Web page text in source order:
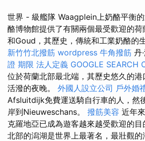
世界 - 級艦隊 Waagplein上奶酪平衡
酪博物館提供了有關兩個最受歡迎的
和Goud，其歷史，傳統和工業奶酪的
新竹竹北撥筋 wordpress 牛角撥筋 丹
證 期限 法人定義 GOOGLE SEARCH
位於荷蘭北部最北端，其歷史悠久的
活潑的夜晚。 外國人設立公司 戶外婚
Afsluitdijk免費運送騎自行車的人，然
岸到Nieuweschans。 撥筋美容 近年
克羅地亞已成為遊客越來越受歡迎的
北部的潟湖是世界上最著名，最壯觀